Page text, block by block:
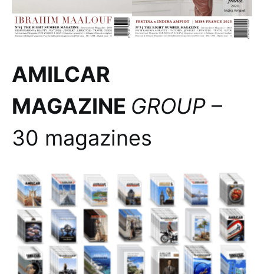
AMILCAR
MAGAZINE GROUP –
30 magazines